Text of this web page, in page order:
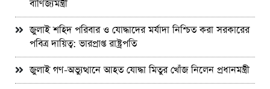
বাণিজ্যমন্ত্রী
জুলাই শহিদ পরিবার ও যোদ্ধাদের মর্যাদা নিশ্চিত করা সরকারের
পবিত্র দায়িত্ব: ভারপ্রাপ্ত রাষ্ট্রপতি
জুলাই গণ-অভ্যুত্থানে আহত যোদ্ধা মিতুর খোঁজ নিলেন প্রধানমন্ত্রী